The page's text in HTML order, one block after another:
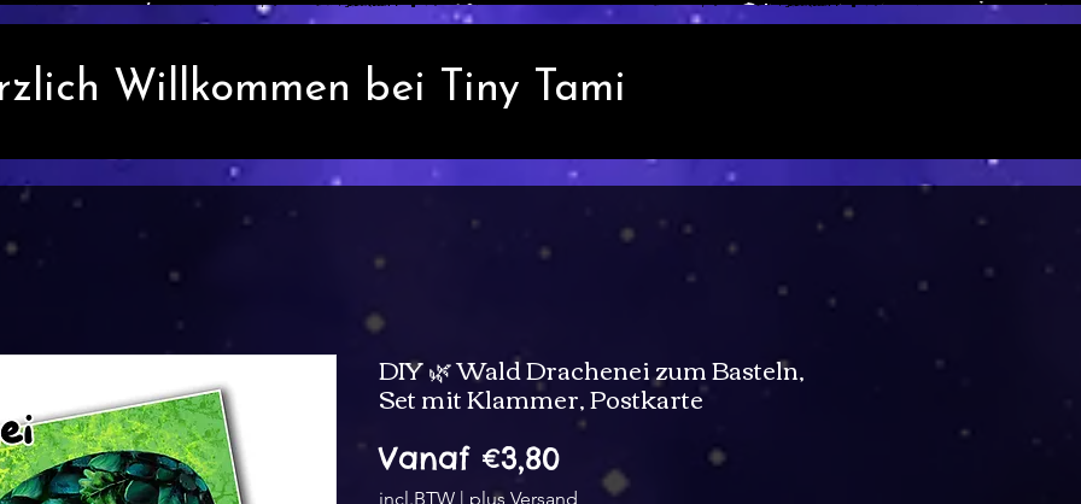
Willkommen bei Tiny Tami
DIY 🌿 Wald Drachenei zum Basteln,
Set mit Klammer, Postkarte
Vanaf €3,80Verkoopprijs
incl.BTW | plus Versand